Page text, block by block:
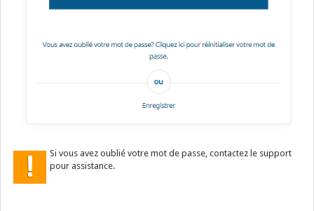
Si vous avez oublié votre mot de passe, contactez le support
pour assistance.